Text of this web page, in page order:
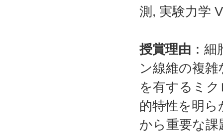
測, 実験力学
授賞理由 ：
ン線維の複
を有するミ
的特性を明
から重要な課